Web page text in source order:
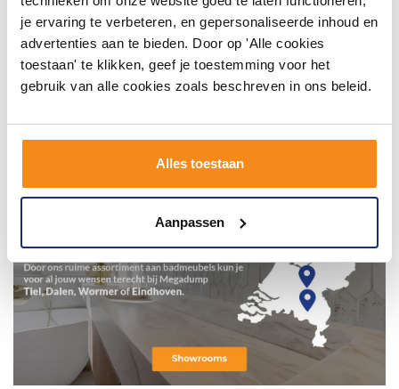
je ervaring te verbeteren, en gepersonaliseerde inhoud en
advertenties aan te bieden. Door op 'Alle cookies
toestaan' te klikken, geef je toestemming voor het
gebruik van alle cookies zoals beschreven in ons beleid.
Alles toestaan
Aanpassen